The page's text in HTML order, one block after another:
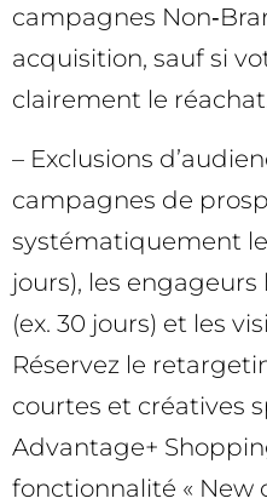
campagnes
acquisition, sauf si
clairement le
– Exclusions
campagnes de
systématiquement
jours), les
(ex. 30 jours) et les
Réservez le
courtes et créatives
Advantage+
fonctionnalité « New